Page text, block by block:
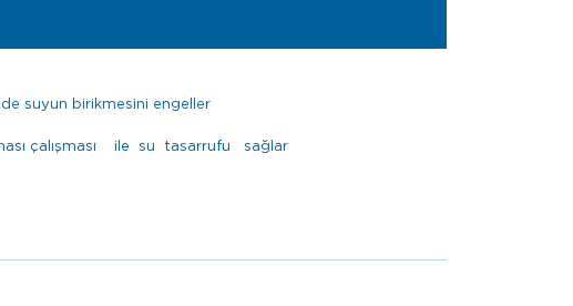
suyun birikmesini engeller
çalışması ile su tasarrufu sağlar